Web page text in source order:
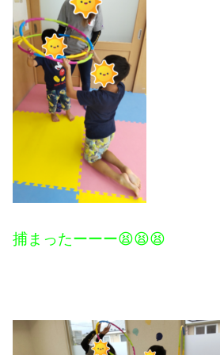
捕まったーーー😫😫😫